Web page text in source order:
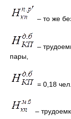
– то же
–
пары,
= 0,18
–